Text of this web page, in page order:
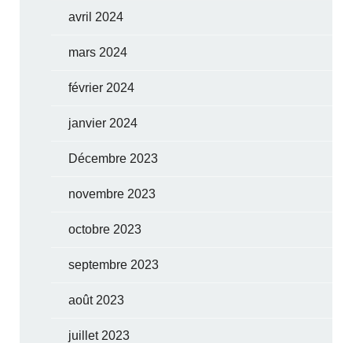
avril 2024
mars 2024
février 2024
janvier 2024
Décembre 2023
novembre 2023
octobre 2023
septembre 2023
août 2023
juillet 2023